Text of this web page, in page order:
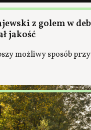
z golem w
jakość
możliwy sposób